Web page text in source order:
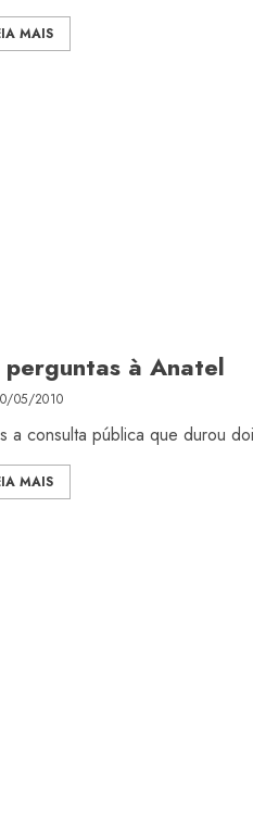
MAIS
à Anatel
05/2010
a consulta pública que durou
MAIS